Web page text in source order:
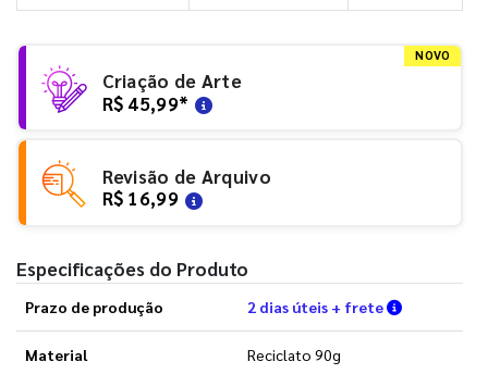
NOVO
Criação de Arte
R$ 45,99*
Revisão de Arquivo
R$ 16,99
Especificações do Produto
Prazo de produção 2 dias úteis + frete Verifique
Material Reciclato 90g